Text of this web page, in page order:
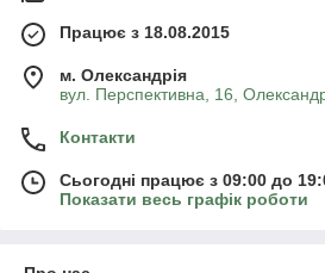
Працює з 18.08.2015
м. Олександрія
вул. Перспективна, 16,
Контакти
Сьогодні працює з 09:00 до
Показати весь графік роботи